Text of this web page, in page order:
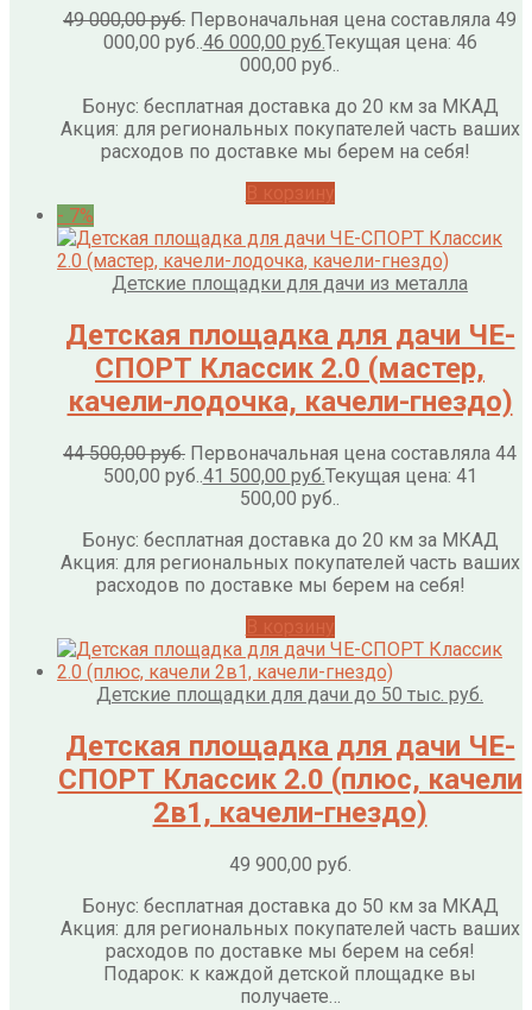
49 000,00руб. Первоначальная цена составляла 49
000,00 руб..46 000,00 руб.Текущая цена: 46
000,00 руб..
Бонус: бесплатная доставка до 20 км за МКАД
Акция: для региональных покупателей часть ваших
расходов по доставке мы берем на себя!
- 7%
Детские площадки для дачи из металла
Детская площадка для дачи ЧЕ-
СПОРТ Классик 2.0 (мастер,
качели-лодочка, качели-гнездо)
44 500,00руб. Первоначальная цена составляла 44
500,00 руб..41 500,00 руб.Текущая цена: 41
500,00 руб..
Бонус: бесплатная доставка до 20 км за МКАД
Акция: для региональных покупателей часть ваших
расходов по доставке мы берем на себя!
Детские площадки для дачи до 50 тыс. руб.
Детская площадка для дачи ЧЕ-
СПОРТ Классик 2.0 (плюс, качели
2в1, качели-гнездо)
49 900,00 руб.
Бонус: бесплатная доставка до 50 км за МКАД
Акция: для региональных покупателей часть ваших
расходов по доставке мы берем на себя!
Подарок: к каждой детской площадке вы
получаете…